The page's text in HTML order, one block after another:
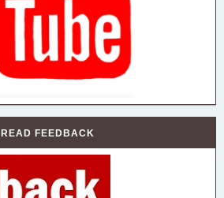
READ FEEDBACK